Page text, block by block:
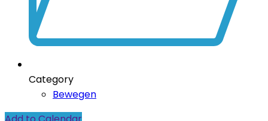
Category
Bewegen